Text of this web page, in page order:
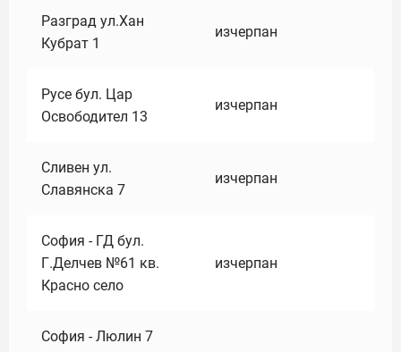
Разград ул.Хан
Кубрат 1
изчерпан
Русе бул. Цар
Освободител 13
изчерпан
Сливен ул.
Славянска 7
изчерпан
София - ГД бул.
Г.Делчев №61 кв.
Красно село
изчерпан
София - Люлин 7